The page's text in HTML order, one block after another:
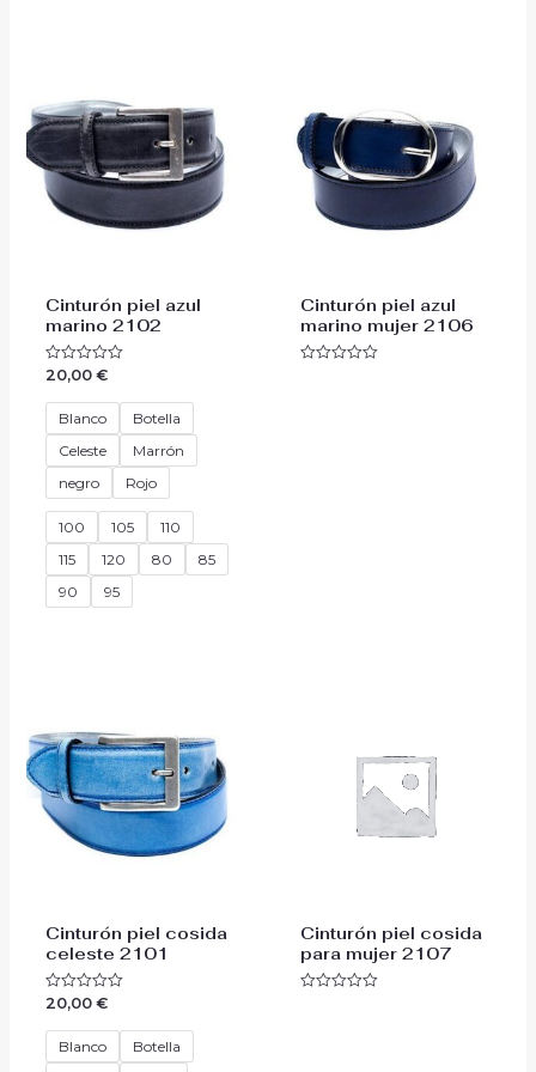
Cinturón piel azul
marino 2102
Valorado
0
5
20,00€
Blanco
Botella
Celeste
Marrón
negro
Rojo
100 105
110
115
120 80
85
90
95
Cinturón piel azul
marino mujer 2106
Cinturón piel cosida
celeste 2101
Valorado
0
5
20,00€
Blanco
Botella
Cinturón piel cosida
para mujer 2107